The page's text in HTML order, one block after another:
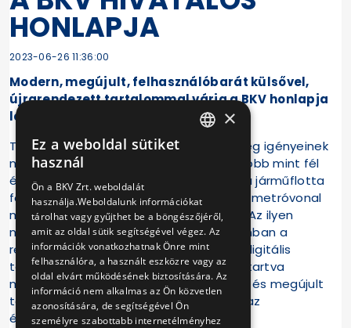
HONLAPJA
2023-06-26 11:36:00
Modern, megújult, felhasználóbarát külsővel,
újrarendezett tartalommal várja a BKV honlapja
látogatóit.
Társaságunk a budapesti utazóközönség igényeinek
magas szintű kiszolgálására törekszik több mint fél
évszázada. Ennek a törekvésnek része a járműflotta
folyamatos megújulása, vagy az M3-as metróvonal
május végén lezárult rekonstrukciója is. Az ilyen
nagyszabású beruházások mellett azonban a
részletekre is igyekszünk odafigyelni. A digitális
technika és kultúra fejlődésével lépést tartva
mostantól színesebb, modern dizájnnal és megújult
tartalommal várja hivatalos honlapunk az
érdeklődőket.
×
Ez a weboldal sütiket
használ
Ön a BKV Zrt. weboldalát
használja.Weboldalunk információkat
tárolhat vagy gyűjthet be a böngészőjéről,
amit az oldal sütik segítségével végez. Az
információk vonatkozhatnak Önre mint
felhasználóra, a használt eszközre vagy az
oldal elvárt működésének biztosítására. Az
információ nem alkalmas az Ön közvetlen
azonosítására, de segítségével Ön
személyre szabottabb internetélményhez